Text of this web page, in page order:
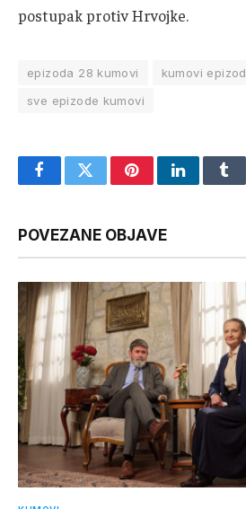
postupak protiv Hrvojke.
epizoda 28 kumovi
kumovi
sve epizode kumovi
FacebookTwitterPinterestLinkedIn
POVEZANE OBJAVE